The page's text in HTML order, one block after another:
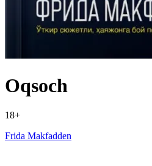
Oqsoch
18+
Frida Makfadden